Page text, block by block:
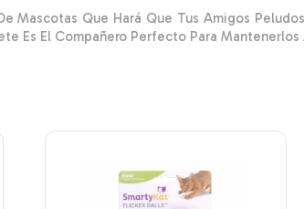
Mascotas Que Hará Que Tus Amigos
Es El Compañero Perfecto Para Mantenerlos